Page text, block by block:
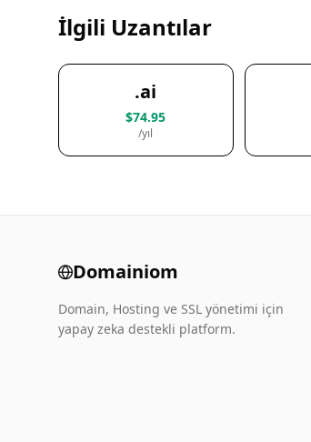
İlgili Uzantılar
.ai
$74.95
/yıl
Domainiom
Domain, Hosting ve SSL yönetimi için
yapay zeka destekli platform.